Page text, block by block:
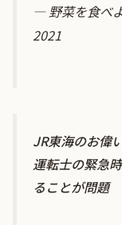
— 野菜を食べ
2021
JR東海のお偉
運転士の緊急
ることが問題